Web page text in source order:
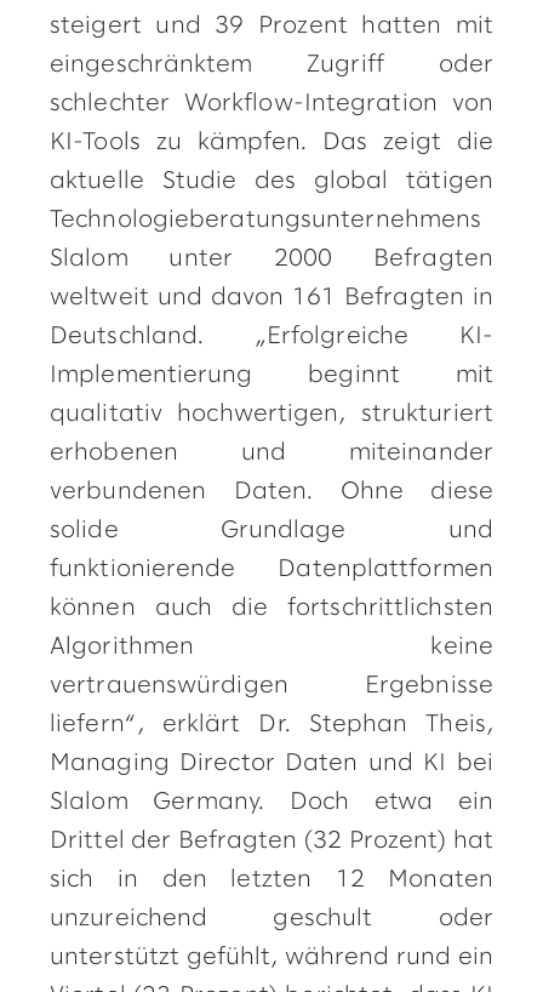
steigert und 39 Prozent hatten mit
eingeschränktem Zugriff oder
schlechter Workflow-Integration von
KI-Tools zu kämpfen. Das zeigt die
aktuelle Studie des global tätigen
Technologieberatungsunternehmens
Slalom unter 2000 Befragten
weltweit und davon 161 Befragten in
Deutschland. „Erfolgreiche KI-
Implementierung beginnt mit
qualitativ hochwertigen, strukturiert
erhobenen und miteinander
verbundenen Daten. Ohne diese
solide Grundlage und
funktionierende Datenplattformen
können auch die fortschrittlichsten
Algorithmen keine
vertrauenswürdigen Ergebnisse
liefern“, erklärt Dr. Stephan Theis,
Managing Director Daten und KI bei
Slalom Germany. Doch etwa ein
Drittel der Befragten (32 Prozent) hat
sich in den letzten 12 Monaten
unzureichend geschult oder
unterstützt gefühlt, während rund ein